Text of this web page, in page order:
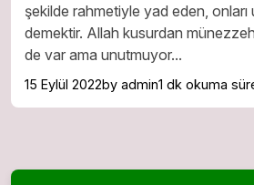
şekilde rahmetiyle yad eden,
demektir. Allah kusurdan
de var ama unutmuyor...
15 Eylül 2022by admin1 dk okuma